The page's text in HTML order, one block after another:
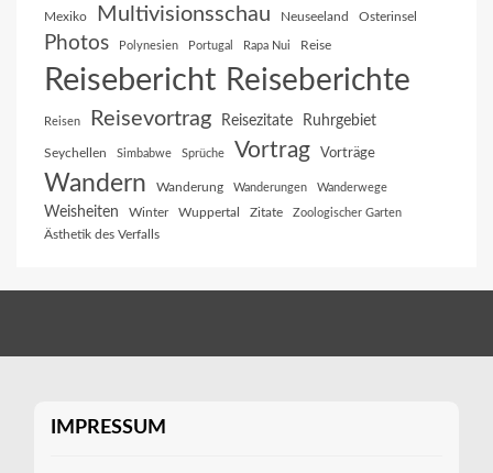
Mexiko Multivisionsschau Neuseeland Osterinsel
Photos Polynesien Portugal Rapa Nui Reise
Reisebericht Reiseberichte
Reisen Reisevortrag Reisezitate Ruhrgebiet
Seychellen Simbabwe Sprüche Vortrag Vorträge
Wandern Wanderung Wanderungen Wanderwege
Weisheiten Winter Wuppertal Zitate Zoologischer Garten
Ästhetik des Verfalls
IMPRESSUM